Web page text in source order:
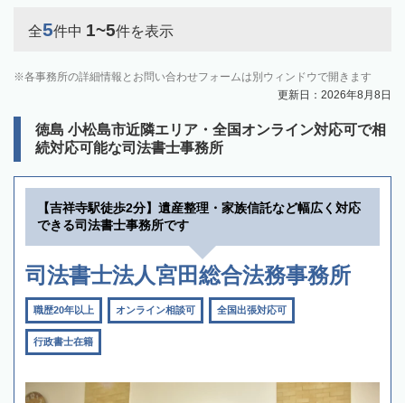
全5件中 1~5件を表示
各事務所の詳細情報とお問い合わせフォームは別ウィンドウで開きます
更新日：2026年8月8日
徳島 小松島市近隣エリア・全国オンライン対応可で相
続対応可能な司法書士事務所
【吉祥寺駅徒歩2分】遺産整理・家族信託など幅広く対応
できる司法書士事務所です
司法書士法人宮田総合法務事務所
職歴20年以上 オンライン相談可 全国出張対応可
行政書士在籍